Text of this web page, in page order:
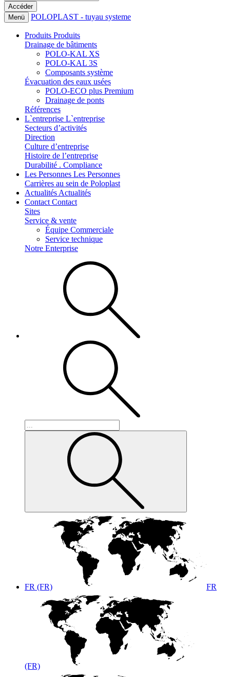
Menü POLOPLAST - tuyau systeme
Produits Produits
Drainage de bâtiments
POLO-KAL XS
POLO-KAL 3S
Composants système
Évacuation des eaux usées
POLO-ECO plus Premium
Drainage de ponts
Références
L`entreprise L`entreprise
Secteurs d’activités
Direction
Culture d’entreprise
Histoire de l’entreprise
Durabilité . Compliance
Les Personnes Les Personnes
Carrières au sein de Poloplast
Actualités Actualités
Contact Contact
Sites
Service & vente
Équipe Commerciale
Service technique
Notre Enterprise
FR (FR) FR
(FR)